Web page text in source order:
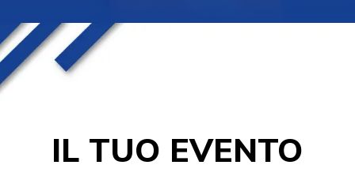
IL TUO EVENTO